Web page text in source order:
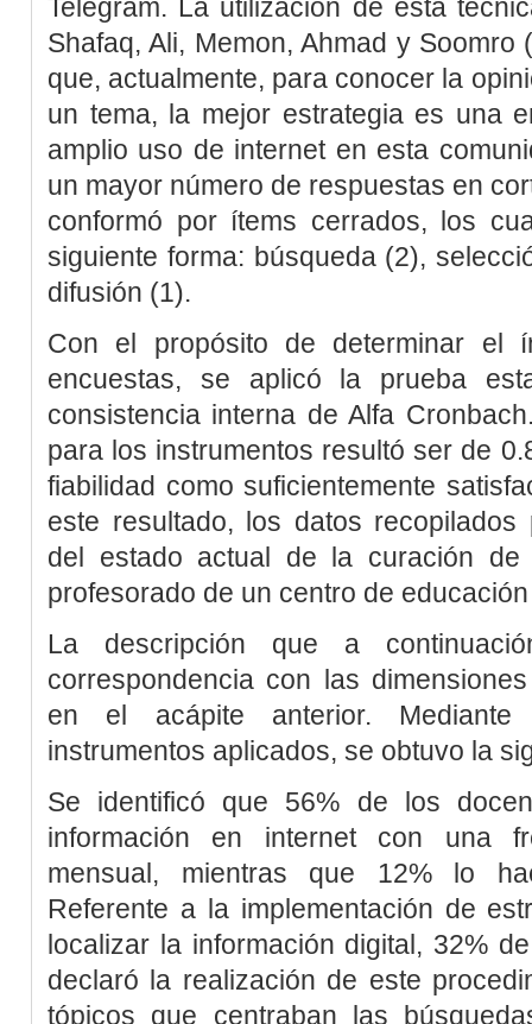
Telegram. La utilización de esta
Shafaq, Ali, Memon, Ahmad y Soomro
que, actualmente, para conocer la
un tema, la mejor estrategia es una
amplio uso de internet en esta
un mayor número de respuestas en
conformó por ítems cerrados, los
siguiente forma: búsqueda (2),
difusión (1).
Con el propósito de determinar el
encuestas, se aplicó la prueba
consistencia interna de Alfa
para los instrumentos resultó ser de
fiabilidad como suficientemente
este resultado, los datos recopilados
del estado actual de la curación de
profesorado de un centro de
La descripción que a
correspondencia con las
en el acápite anterior.
instrumentos aplicados, se obtuvo la
Se identificó que 56% de los
información en internet con una
mensual, mientras que 12% lo
Referente a la implementación de
localizar la información digital, 32%
declaró la realización de este
tópicos que centraban las